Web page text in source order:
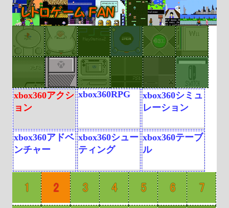
xbox360アクシ
ョン
xbox360RPG
xbox360シミュ
レーション
xbox360アドベ
ンチャー
xbox360シュー
ティング
xbox360テーブ
ル